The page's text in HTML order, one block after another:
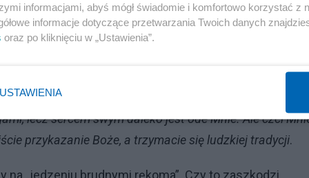
niezręcznie. Jego krytykom na pewno nie braknie
byłoby sprzeczna z duchem Ewangelii? Nic o tym nie
od Papieża zanim zaczną swoją krytykę, powinni
„Dlaczego Twoi uczniowie nie postępują według
im: „Słusznie prorok Izajasz powiedział o was,
lecz sercem swym daleko jest ode Mnie. Ale czci
przykazanie Boże, a trzymacie się ludzkiej tradycji.
„jedzeniu brudnymi rękoma”. Czy to zaszkodzi
informacjami, abyś mógł świadomie i komfortowo korzystać z
informacje dotyczące przetwarzania Twoich danych
oraz po kliknięciu w „Ustawienia”.
USTAWIENIA